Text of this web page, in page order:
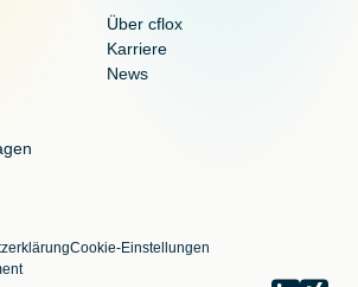
Über cflox
Karriere
News
Cookie-Einstellungen